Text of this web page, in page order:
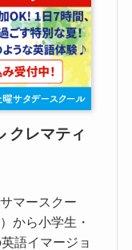
クレマティ
マースクー
から小学生・
語イマージョ